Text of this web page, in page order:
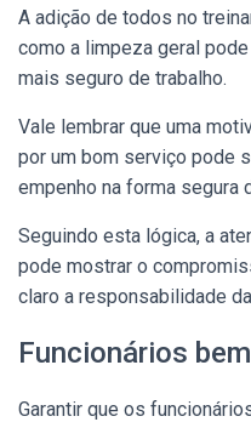
A adição de todos no
como a limpeza geral
mais seguro de trabalho.
Vale lembrar que uma
por um bom serviço pode
empenho na forma segura
Seguindo esta lógica, a
pode mostrar o
claro a responsabilidade
Funcionários
Garantir que os